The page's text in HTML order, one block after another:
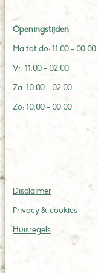
Openingstijden
Ma tot do: 11.00 - 00.00
Vr: 11.00 - 02.00
Za: 10.00 - 02.00
Zo: 10.00 - 00.00
Disclaimer
Privacy & cookies
Huisregels